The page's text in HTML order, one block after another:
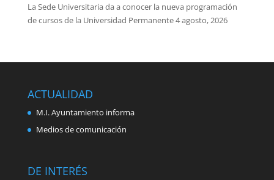
La Sede Universitaria da a conocer la nueva programación
de cursos de la Universidad Permanente4 agosto, 2026
ACTUALIDAD
M.I. Ayuntamiento informa
Medios de comunicación
DE INTERÉS